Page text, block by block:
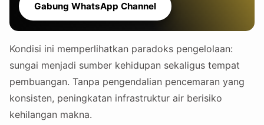
Gabung WhatsApp Channel
Kondisi ini memperlihatkan paradoks pengelolaan:
sungai menjadi sumber kehidupan sekaligus tempat
pembuangan. Tanpa pengendalian pencemaran yang
konsisten, peningkatan infrastruktur air berisiko
kehilangan makna.